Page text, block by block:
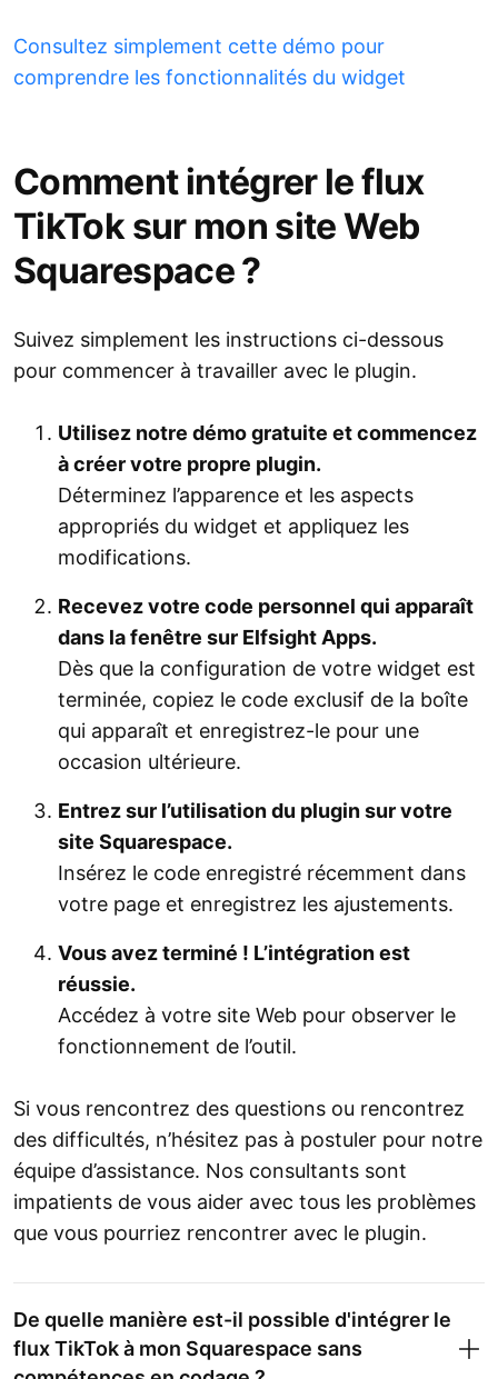
Consultez simplement cette démo pour
comprendre les fonctionnalités du widget
Comment intégrer le flux
TikTok sur mon site Web
Squarespace ?
Suivez simplement les instructions ci-dessous
pour commencer à travailler avec le plugin.
Utilisez notre démo gratuite et commencez
à créer votre propre plugin.
Déterminez l’apparence et les aspects
appropriés du widget et appliquez les
modifications.
Recevez votre code personnel qui apparaît
dans la fenêtre sur Elfsight Apps.
Dès que la configuration de votre widget est
terminée, copiez le code exclusif de la boîte
qui apparaît et enregistrez-le pour une
occasion ultérieure.
Entrez sur l’utilisation du plugin sur votre
site Squarespace.
Insérez le code enregistré récemment dans
votre page et enregistrez les ajustements.
Vous avez terminé ! L’intégration est
réussie.
Accédez à votre site Web pour observer le
fonctionnement de l’outil.
Si vous rencontrez des questions ou rencontrez
des difficultés, n’hésitez pas à postuler pour notre
équipe d’assistance. Nos consultants sont
impatients de vous aider avec tous les problèmes
que vous pourriez rencontrer avec le plugin.
De quelle manière est-il possible d'intégrer le
flux TikTok à mon Squarespace sans